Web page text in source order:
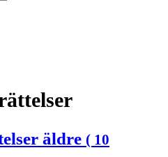
äldre ( 10